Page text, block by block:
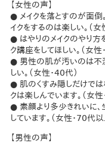
【女性の声】
● メイクを落とすのが面倒
イクをするのは楽しい。（女
● はやりのメイクのやり方
ク講座をしてほしい。（女性
● 男性の肌が汚いのは不
しい。（女性・40代）
● 肌のくすみ隠しだけでは
クは楽しんでいます。（女性
● 素顔より多少きれいに、
しています。（女性・70代以
【男性の声】